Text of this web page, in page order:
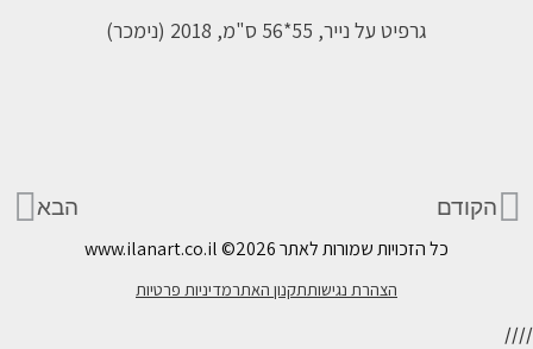
הקודם הבא
גרפיט על נייר, 55*56 ס"מ, 2018 (נימכר)
כל הזכויות שמורות לאתר www.ilanart.co.il©2026
הצהרת נגישותתקנון האתרמדיניות פרטיות
//
//